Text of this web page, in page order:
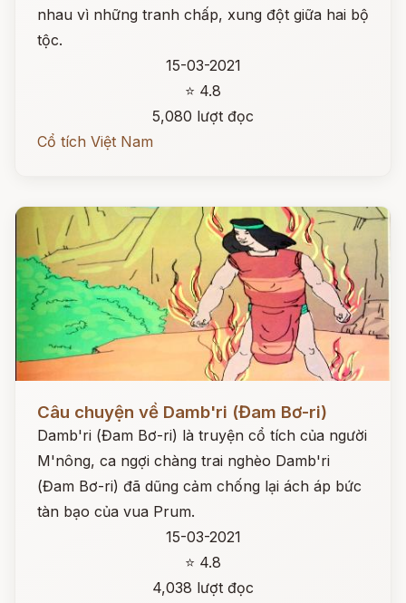
nhau vì những tranh chấp, xung đột giữa hai bộ
tộc.
15-03-2021
⭐ 4.8
5,080 lượt đọc
Cổ tích Việt Nam
Câu chuyện về Damb'ri (Đam Bơ-ri)
Damb'ri (Đam Bơ-ri) là truyện cổ tích của người
M'nông, ca ngợi chàng trai nghèo Damb'ri
(Đam Bơ-ri) đã dũng cảm chống lại ách áp bức
tàn bạo của vua Prum.
15-03-2021
⭐ 4.8
4,038 lượt đọc